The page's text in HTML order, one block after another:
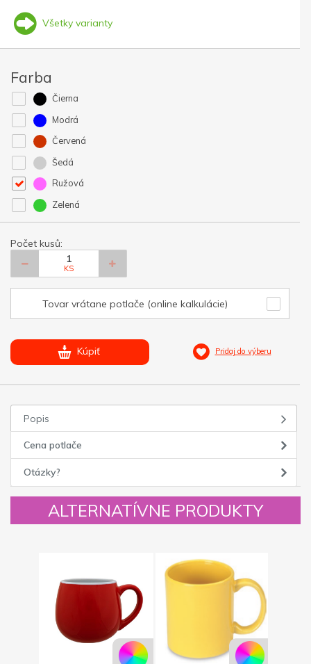
Všetky varianty
Farba
Čierna
Modrá
Červená
Šedá
Ružová
Zelená
Počet kusů:
KS
Tovar vrátane potlače (online kalkulácie)
Kúpiť Pridaj do výberu
Popis
Cena potlače
Otázky?
ALTERNATÍVNE PRODUKTY